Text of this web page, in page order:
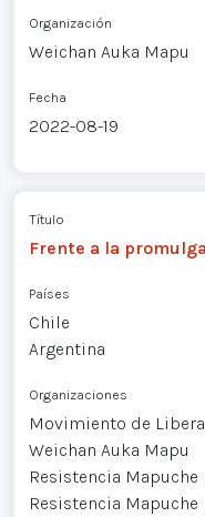
Organización
Weichan Auka Mapu
Fecha
2022-08-19
Título
Frente a la
Países
Chile
Argentina
Organizaciones
Movimiento de
Weichan Auka Mapu
Resistencia Mapuche
Resistencia Mapuche